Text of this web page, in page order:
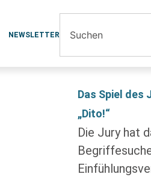
NEWSLETTER
Das Spiel des
„Dito!“
Die Jury hat